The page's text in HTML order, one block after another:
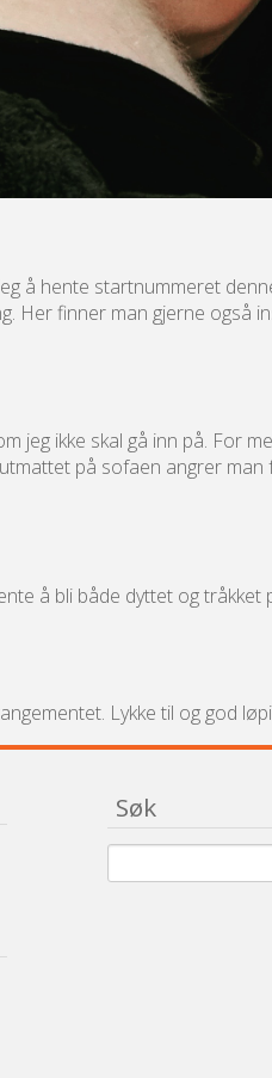
å hente startnummeret
Her finner man gjerne også
ikke skal gå inn på. For
på sofaen angrer
å bli både dyttet og
Lykke til og god
Søk